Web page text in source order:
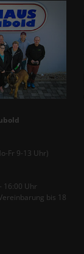
Fr 9-13 Uhr)
16:00 Uhr
bis 18